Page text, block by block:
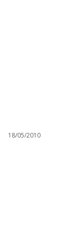
18/05/2010